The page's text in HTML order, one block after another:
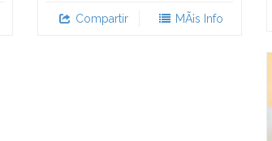
Compartir MÃ¡s Info